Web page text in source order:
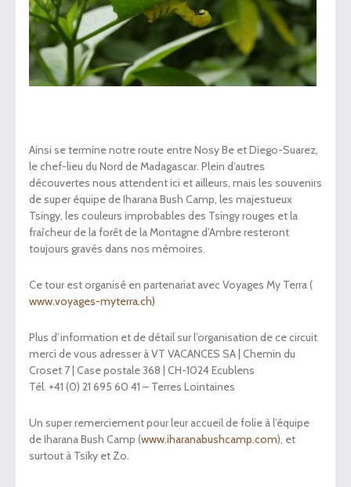
Ainsi se termine notre route entre Nosy Be et Diego-Suarez,
le chef-lieu du Nord de Madagascar. Plein d’autres
découvertes nous attendent ici et ailleurs, mais les souvenirs
de super équipe de Iharana Bush Camp, les majestueux
Tsingy, les couleurs improbables des Tsingy rouges et la
fraîcheur de la forêt de la Montagne d’Ambre resteront
toujours gravés dans nos mémoires.
Ce tour est organisé en partenariat avec Voyages My Terra (
www.voyages-myterra.ch)
Plus d’information et de détail sur l’organisation de ce circuit
merci de vous adresser à VT VACANCES SA | Chemin du
Croset 7 | Case postale 368 | CH-1024 Ecublens
Tél. +41 (0) 21 695 60 41 – Terres Lointaines
Un super remerciement pour leur accueil de folie à l’équipe
de Iharana Bush Camp (www.iharanabushcamp.com), et
surtout à Tsiky et Zo.